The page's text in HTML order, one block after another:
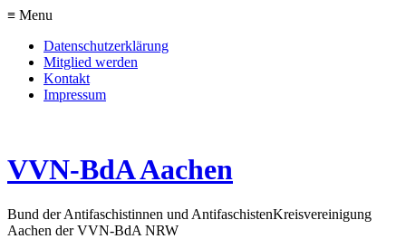
≡ Menu
Datenschutzerklärung
Mitglied werden
Kontakt
Impressum
VVN-BdA Aachen
Bund der Antifaschistinnen und AntifaschistenKreisvereinigung
Aachen der VVN-BdA NRW